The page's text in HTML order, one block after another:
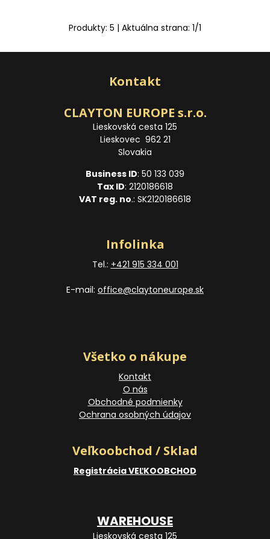
Produkty: 5 | Aktuálna strana: 1/1
Kontakt
CLAYTON EUROPE s.r.o.
Lieskovská cesta 125
Lieskovec 962 21
Slovakia
Business ID: 50 133 039
Tax ID: 2120186618
VAT reg. no.: SK2120186618
Infolinka
Tel.: +421 915 334 001
E-mail: office@claytoneurope.sk
Všetko o nákupe
Kontakt
O nás
Obchodné podmienky
Ochrana osobných údajov
Veľkoobchod / Sklad
Registrácia VEĽKOOBCHOD
WAREHOUSE
Lieskovská cesta 125